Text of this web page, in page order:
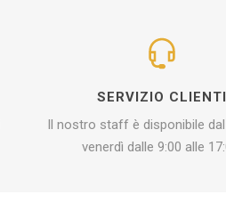
SERVIZIO CLIENTI
Il nostro staff è disponibile
venerdì dalle 9:00 alle